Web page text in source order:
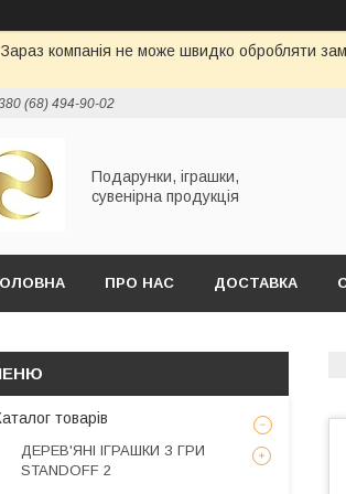
Зараз компанія не може швидко обробляти
(68) 494-90-02
Подарунки, іграшки,
сувенірна продукція
ПРО НАС ДОСТАВКА
товарів
ДЕРЕВ'ЯНІ ІГРАШКИ З ГРИ
STANDOFF 2